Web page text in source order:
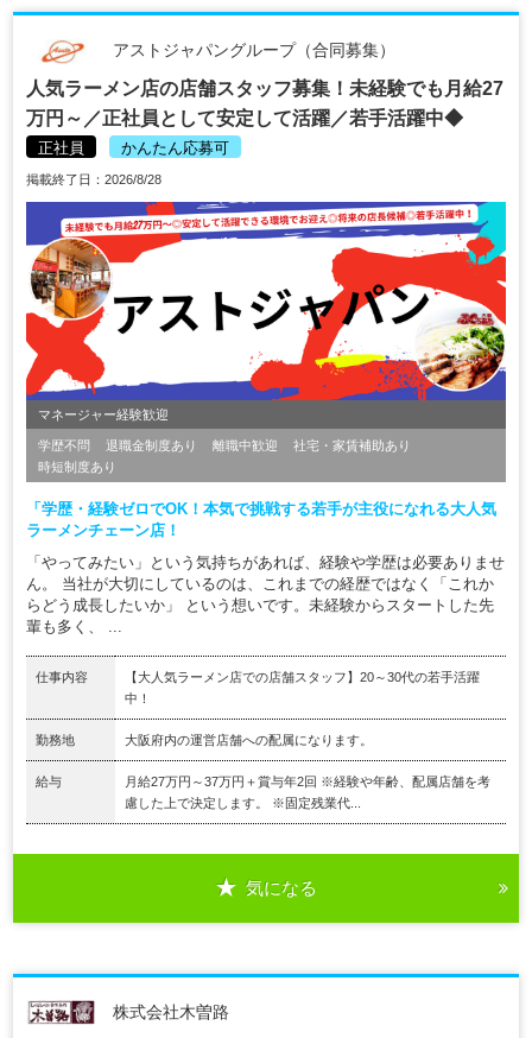
アストジャパングループ（合同募集）
人気ラーメン店の店舗スタッフ募集！未経験でも月給27
万円～／正社員として安定して活躍／若手活躍中◆
正社員 かんたん応募可
掲載終了日：2026/8/28
マネージャー経験歓迎
学歴不問 退職金制度あり 離職中歓迎
社宅・家賃補助あり
時短制度あり
「学歴・経験ゼロでOK！本気で挑戦する若手が主役になれる大人気
ラーメンチェーン店！
「やってみたい」という気持ちがあれば、経験や学歴は必要ありませ
ん。 当社が大切にしているのは、これまでの経歴ではなく「これか
らどう成長したいか」 という想いです。未経験からスタートした先
輩も多く、 ...
仕事内容
【大人気ラーメン店での店舗スタッフ】20～30代の若手活躍
中！
勤務地 大阪府内の運営店舗への配属になります。
給与
月給27万円～37万円＋賞与年2回 ※経験や年齢、配属店舗を考
慮した上で決定します。 ※固定残業代...
気になる
株式会社木曽路